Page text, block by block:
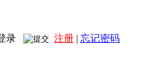
录 注册 | 忘记密码